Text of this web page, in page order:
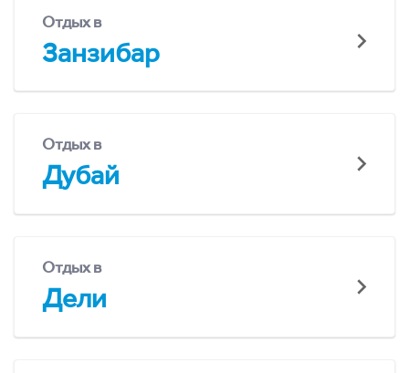
Отдых в
Занзибар
Отдых в
Дубай
Отдых в
Дели